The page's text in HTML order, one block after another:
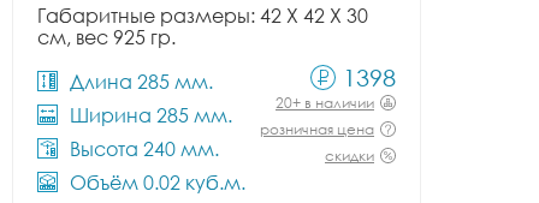
Габаритные размеры: 42 X 42 X 30
см, вес 925 гр.
Длина 285 мм.
Ширина 285 мм.
Высота 240 мм.
Объём 0.02 куб.м.
1398
20+ в наличии
розничная цена
скидки